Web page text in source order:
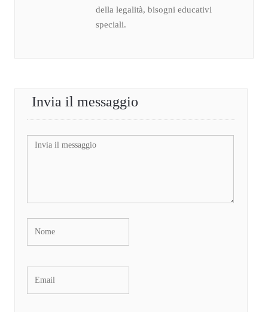
della legalità, bisogni educativi
speciali.
Invia il messaggio